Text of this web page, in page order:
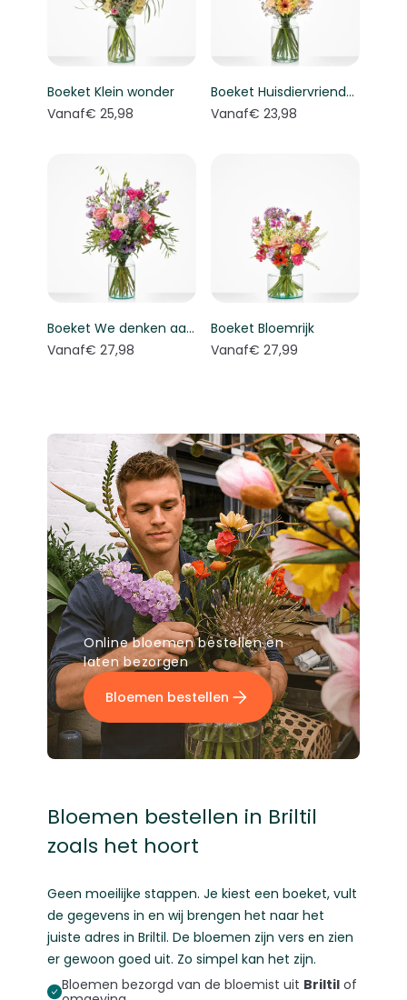
Boeket Klein wonder
Vanaf€ 25,98
Boeket Huisdiervriendelijk boeket
Vanaf€ 23,98
Boeket We denken aan je
Vanaf€ 27,98
Boeket Bloemrijk
Vanaf€ 27,99
Online bloemen bestellen en
laten bezorgen
Bloemen bestellen
Bloemen bestellen in Briltil
zoals het hoort
Geen moeilijke stappen. Je kiest een boeket, vult
de gegevens in en wij brengen het naar het
juiste adres in Briltil. De bloemen zijn vers en zien
er gewoon goed uit. Zo simpel kan het zijn.
Bloemen bezorgd van de bloemist uit Briltil of